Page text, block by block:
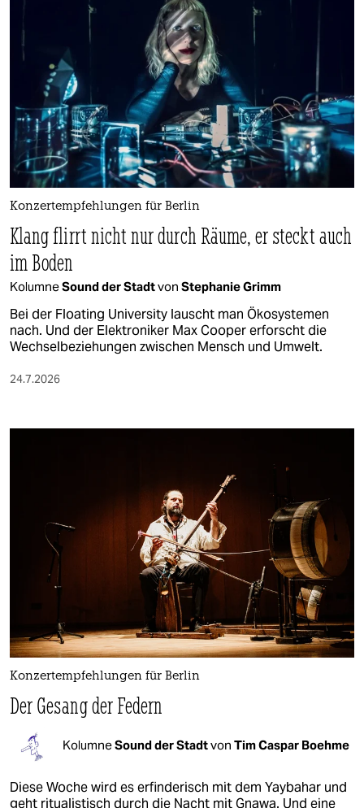
Konzertempfehlungen für Berlin
Klang flirrt nicht nur durch Räume, er steckt auch
im Boden
KolumneSound der Stadtvon Stephanie Grimm
Bei der Floating University lauscht man Ökosystemen
nach. Und der Elektroniker Max Cooper erforscht die
Wechselbeziehungen zwischen Mensch und Umwelt.
24.7.2026
Konzertempfehlungen für Berlin
Der Gesang der Federn
KolumneSound der Stadtvon Tim Caspar Boehme
Diese Woche wird es erfinderisch mit dem Yaybahar und
geht ritualistisch durch die Nacht mit Gnawa. Und eine